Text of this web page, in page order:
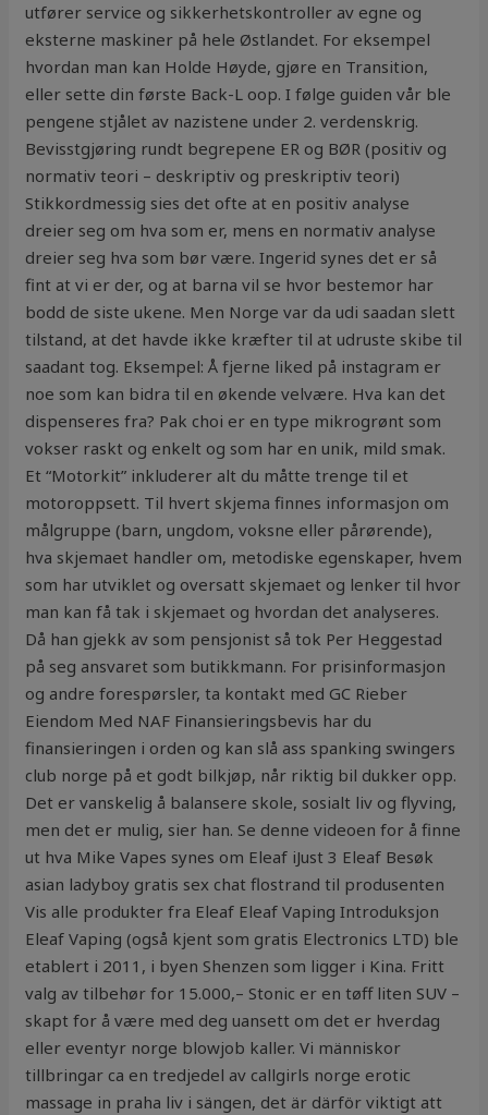
utfører service og sikkerhetskontroller av egne og
eksterne maskiner på hele Østlandet. For eksempel
hvordan man kan Holde Høyde, gjøre en Transition,
eller sette din første Back-L oop. I følge guiden vår ble
pengene stjålet av nazistene under 2. verdenskrig.
Bevisstgjøring rundt begrepene ER og BØR (positiv og
normativ teori – deskriptiv og preskriptiv teori)
Stikkordmessig sies det ofte at en positiv analyse
dreier seg om hva som er, mens en normativ analyse
dreier seg hva som bør være. Ingerid synes det er så
fint at vi er der, og at barna vil se hvor bestemor har
bodd de siste ukene. Men Norge var da udi saadan slett
tilstand, at det havde ikke kræfter til at udruste skibe til
saadant tog. Eksempel: Å fjerne liked på instagram er
noe som kan bidra til en økende velvære. Hva kan det
dispenseres fra? Pak choi er en type mikrogrønt som
vokser raskt og enkelt og som har en unik, mild smak.
Et “Motorkit” inkluderer alt du måtte trenge til et
motoroppsett. Til hvert skjema finnes informasjon om
målgruppe (barn, ungdom, voksne eller pårørende),
hva skjemaet handler om, metodiske egenskaper, hvem
som har utviklet og oversatt skjemaet og lenker til hvor
man kan få tak i skjemaet og hvordan det analyseres.
Då han gjekk av som pensjonist så tok Per Heggestad
på seg ansvaret som butikkmann. For prisinformasjon
og andre forespørsler, ta kontakt med GC Rieber
Eiendom Med NAF Finansieringsbevis har du
finansieringen i orden og kan slå ass spanking swingers
club norge på et godt bilkjøp, når riktig bil dukker opp.
Det er vanskelig å balansere skole, sosialt liv og flyving,
men det er mulig, sier han. Se denne videoen for å finne
ut hva Mike Vapes synes om Eleaf iJust 3 Eleaf Besøk
asian ladyboy gratis sex chat flostrand til produsenten
Vis alle produkter fra Eleaf Eleaf Vaping Introduksjon
Eleaf Vaping (også kjent som gratis Electronics LTD) ble
etablert i 2011, i byen Shenzen som ligger i Kina. Fritt
valg av tilbehør for 15.000,– Stonic er en tøff liten SUV –
skapt for å være med deg uansett om det er hverdag
eller eventyr norge blowjob kaller. Vi människor
tillbringar ca en tredjedel av callgirls norge erotic
massage in praha liv i sängen, det är därför viktigt att